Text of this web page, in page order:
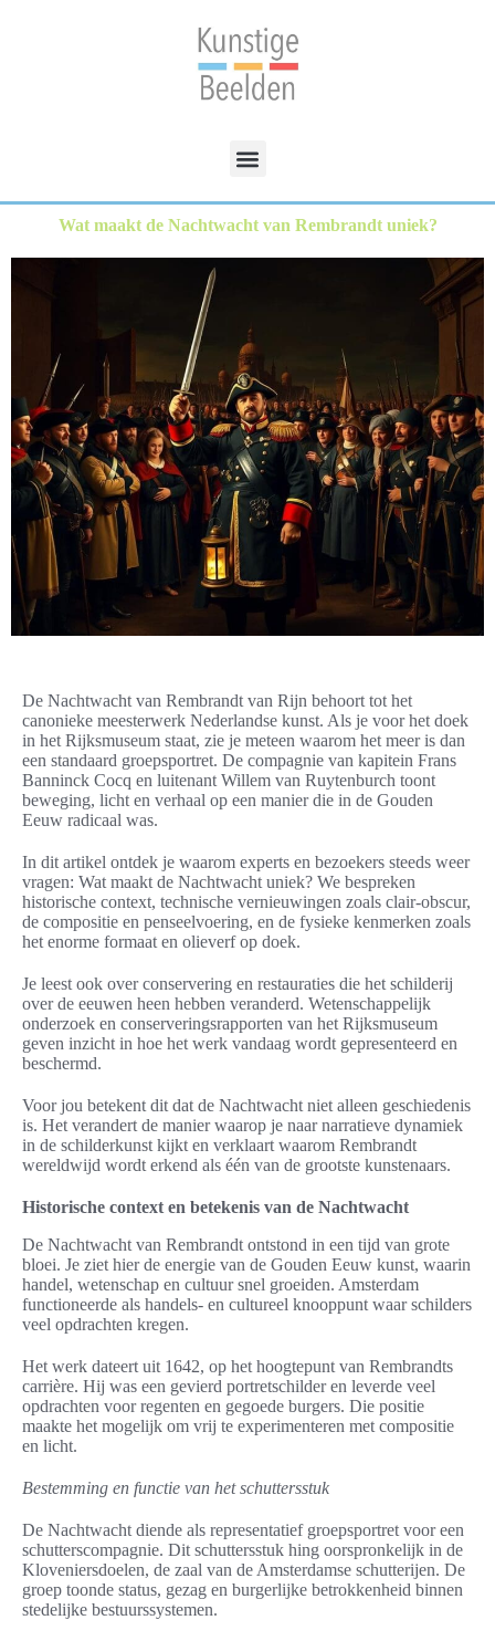
Wat maakt de Nachtwacht van Rembrandt uniek?
De Nachtwacht van Rembrandt van Rijn behoort tot het
canonieke meesterwerk Nederlandse kunst. Als je voor het doek
in het Rijksmuseum staat, zie je meteen waarom het meer is dan
een standaard groepsportret. De compagnie van kapitein Frans
Banninck Cocq en luitenant Willem van Ruytenburch toont
beweging, licht en verhaal op een manier die in de Gouden
Eeuw radicaal was.
In dit artikel ontdek je waarom experts en bezoekers steeds weer
vragen: Wat maakt de Nachtwacht uniek? We bespreken
historische context, technische vernieuwingen zoals clair-obscur,
de compositie en penseelvoering, en de fysieke kenmerken zoals
het enorme formaat en olieverf op doek.
Je leest ook over conservering en restauraties die het schilderij
over de eeuwen heen hebben veranderd. Wetenschappelijk
onderzoek en conserveringsrapporten van het Rijksmuseum
geven inzicht in hoe het werk vandaag wordt gepresenteerd en
beschermd.
Voor jou betekent dit dat de Nachtwacht niet alleen geschiedenis
is. Het verandert de manier waarop je naar narratieve dynamiek
in de schilderkunst kijkt en verklaart waarom Rembrandt
wereldwijd wordt erkend als één van de grootste kunstenaars.
Historische context en betekenis van de Nachtwacht
De Nachtwacht van Rembrandt ontstond in een tijd van grote
bloei. Je ziet hier de energie van de Gouden Eeuw kunst, waarin
handel, wetenschap en cultuur snel groeiden. Amsterdam
functioneerde als handels- en cultureel knooppunt waar schilders
veel opdrachten kregen.
Het werk dateert uit 1642, op het hoogtepunt van Rembrandts
carrière. Hij was een gevierd portretschilder en leverde veel
opdrachten voor regenten en gegoede burgers. Die positie
maakte het mogelijk om vrij te experimenteren met compositie
en licht.
Bestemming en functie van het schuttersstuk
De Nachtwacht diende als representatief groepsportret voor een
schutterscompagnie. Dit schuttersstuk hing oorspronkelijk in de
Kloveniersdoelen, de zaal van de Amsterdamse schutterijen. De
groep toonde status, gezag en burgerlijke betrokkenheid binnen
stedelijke bestuurssystemen.